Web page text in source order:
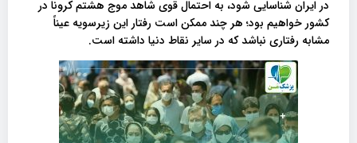
در ایران شناسایی شود، به احتمال قوی شاهد موج هشتم کرونا در
کشور خواهیم بود؛ هر چند ممکن است رفتار این زیرسویه عیناً
مشابه رفتاری نباشد که در سایر نقاط دنیا داشته است.